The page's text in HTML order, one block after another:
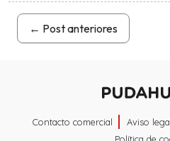
← Post anteriores
Contacto comercial Aviso